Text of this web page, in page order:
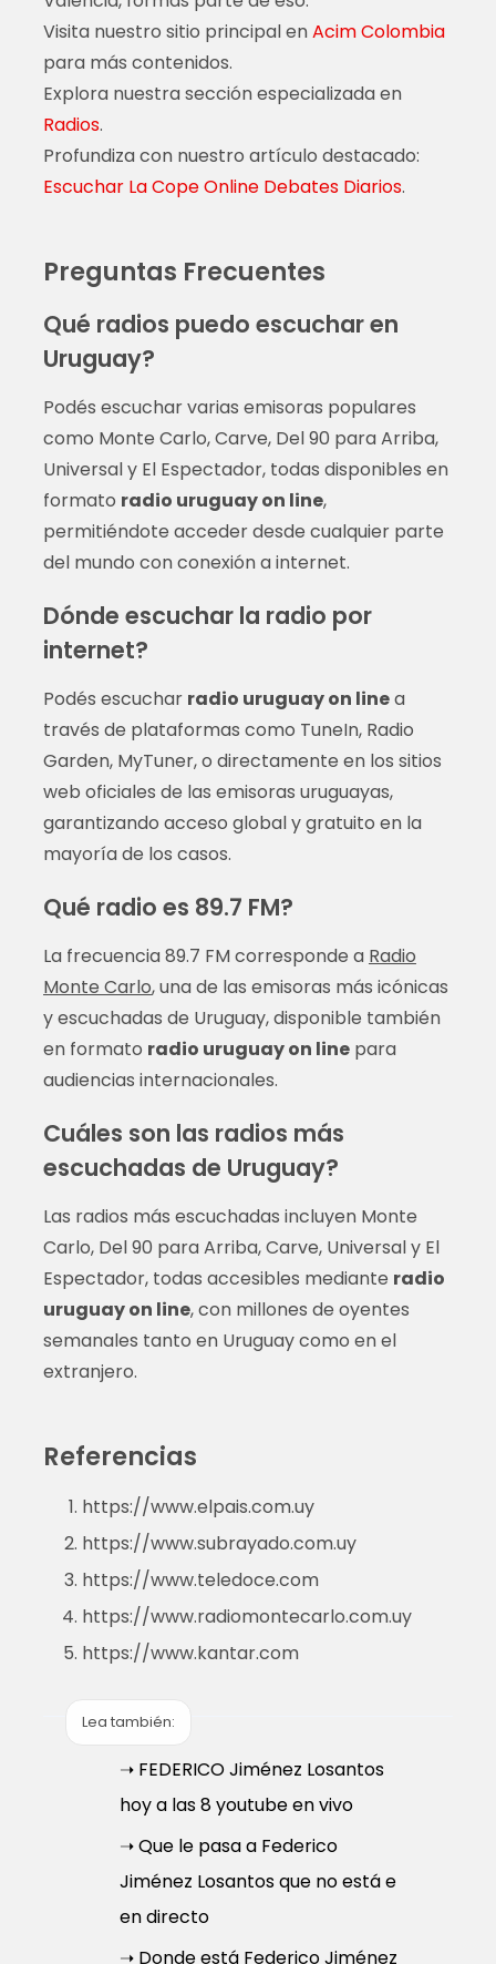
Visita nuestro sitio principal enAcim Colombia
para más contenidos.
Explora nuestra sección especializada en
Radios.
Profundiza con nuestro artículo destacado:
Escuchar La Cope Online Debates Diarios.
Preguntas Frecuentes
Qué radios puedo escuchar en
Uruguay?
Podés escuchar varias emisoras populares
como Monte Carlo, Carve, Del 90 para Arriba,
Universal y El Espectador, todas disponibles en
formato radio uruguay on line,
permitiéndote acceder desde cualquier parte
del mundo con conexión a internet.
Dónde escuchar la radio por
internet?
Podés escuchar radio uruguay on linea
través de plataformas como TuneIn, Radio
Garden, MyTuner, o directamente en los sitios
web oficiales de las emisoras uruguayas,
garantizando acceso global y gratuito en la
mayoría de los casos.
Qué radio es 89.7 FM?
La frecuencia 89.7 FM corresponde a Radio
Monte Carlo, una de las emisoras más icónicas
y escuchadas de Uruguay, disponible también
en formato radio uruguay on linepara
audiencias internacionales.
Cuáles son las radios más
escuchadas de Uruguay?
Las radios más escuchadas incluyen Monte
Carlo, Del 90 para Arriba, Carve, Universal y El
Espectador, todas accesibles mediante radio
uruguay on line, con millones de oyentes
semanales tanto en Uruguay como en el
extranjero.
Referencias
https://www.elpais.com.uy
https://www.subrayado.com.uy
https://www.teledoce.com
https://www.radiomontecarlo.com.uy
https://www.kantar.com
Lea también:
➝ FEDERICO Jiménez Losantos
hoy a las 8 youtube en vivo
➝ Que le pasa a Federico
Jiménez Losantos que no está e
en directo
➝ Donde está Federico Jiménez